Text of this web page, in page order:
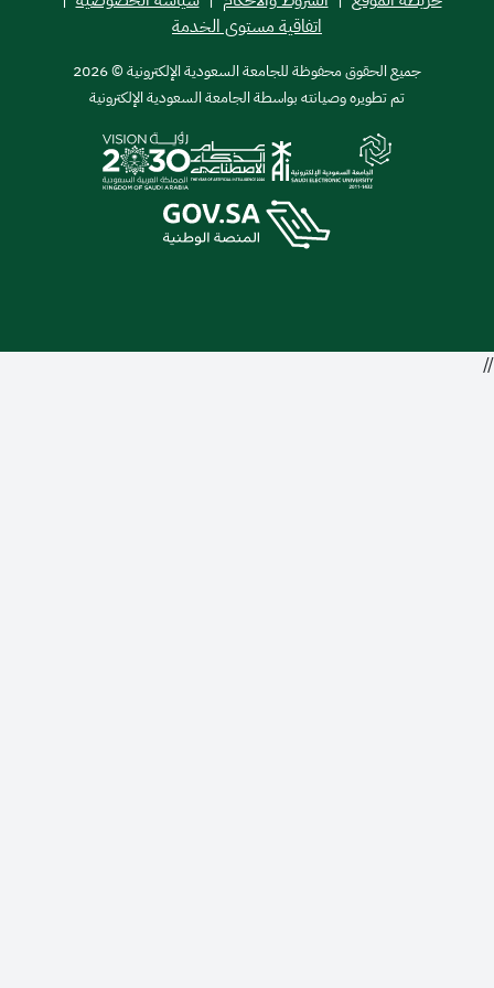
اتفاقية مستوى الخدمة
جميع الحقوق محفوظة للجامعة السعودية الإلكترونية © 2026
تم تطويره وصيانته بواسطة الجامعة السعودية الإلكترونية